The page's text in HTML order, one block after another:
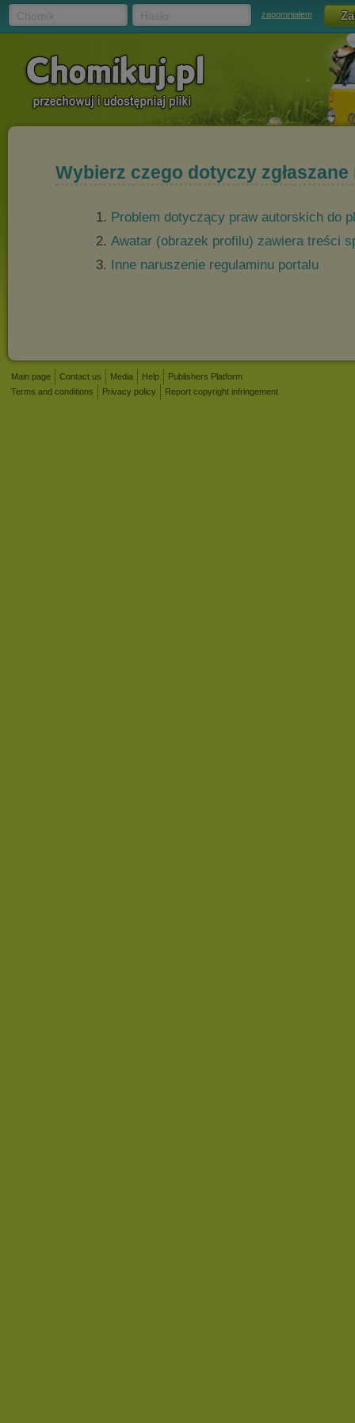
zapomniałem
Wybierz czego dotyczy
Problem dotyczący praw autorskich do
Awatar (obrazek profilu) zawiera treści
Inne naruszenie regulaminu portalu
Main page Contact us Media Help
Publishers Platform
Terms and conditions
Privacy policy Report copyright infringement